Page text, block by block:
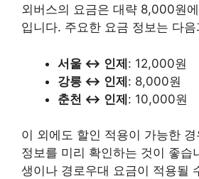
외버스의 요금은 대략 8,000원
입니다. 주요한 요금 정보는 다
서울 ↔ 인제: 12,000원
강릉 ↔ 인제: 8,000원
춘천 ↔ 인제: 10,000원
이 외에도 할인 적용이 가능한
정보를 미리 확인하는 것이 좋습
생이나 경로우대 요금이 적용될